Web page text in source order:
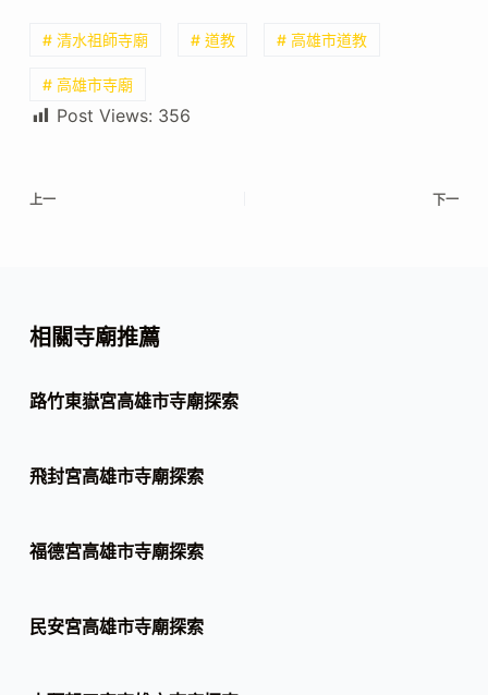
# 清水祖師寺廟 # 道教 # 高雄市道教
# 高雄市寺廟
Post Views: 356
上一 下一
相關寺廟推薦
路竹東嶽宮高雄市寺廟探索
飛封宮高雄市寺廟探索
福德宮高雄市寺廟探索
民安宮高雄市寺廟探索